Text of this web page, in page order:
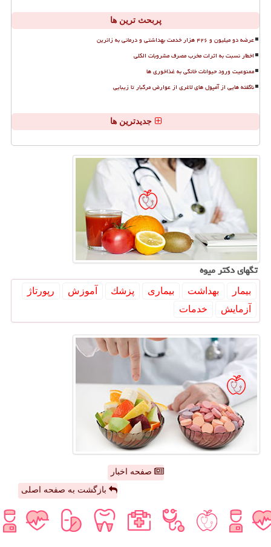
پربحث ترین ها
عرضه دو میلیون و ۴۲۶ هزار خدمت بهداشتی و درمانی به زائرین
اخطار نسبت به اثرات مخرب مصرف مشروبات الکلی
ممنوعیت ورود حیوانات خانگی به غذاخوری ها
ناگفته هایی از آمپول های لاغری از عوارض مرگبار تا زیبایی
جدیدترین ها
تگهای دكتر میوه
بیمار بهداشت بیماری پزشك آموزش
رپورتاژ
آزمایش
خدمات
صفحه اخبار
بازگشت به صفحه اصلی